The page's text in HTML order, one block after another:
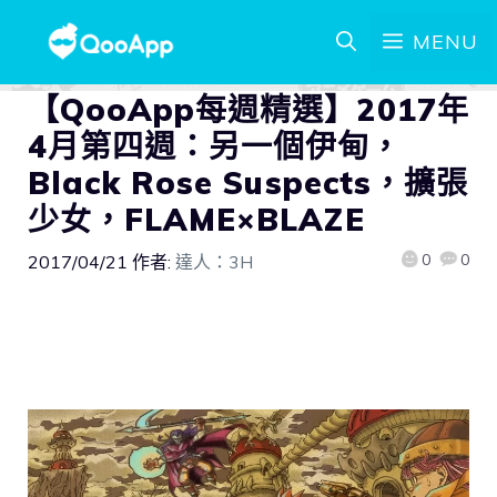
MENU
【QooApp每週精選】2017年
4月第四週：另一個伊甸，
Black Rose Suspects，擴張
少女，FLAME×BLAZE
2017/04/21 作者: 達人：3H 0 0